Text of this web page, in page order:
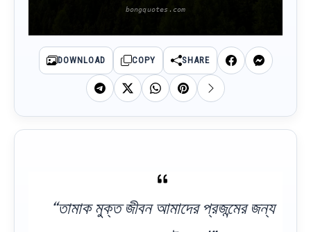
DOWNLOAD COPY SHARE
“তামাক মুক্ত জীবন আমাদের প্রজন্মের জন্য